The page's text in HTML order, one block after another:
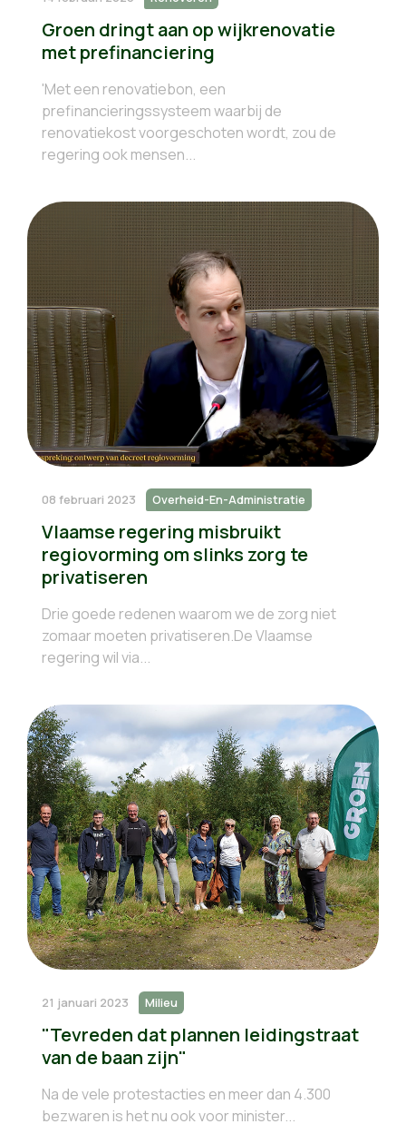
Groen dringt aan op wijkrenovatie
met prefinanciering
'Met een renovatiebon, een
prefinancieringssysteem waarbij de
renovatiekost voorgeschoten wordt, zou de
regering ook mensen...
08 februari 2023 Overheid-En-Administratie
Vlaamse regering misbruikt
regiovorming om slinks zorg te
privatiseren
Drie goede redenen waarom we de zorg niet
zomaar moeten privatiseren.De Vlaamse
regering wil via...
21 januari 2023 Milieu
"Tevreden dat plannen leidingstraat
van de baan zijn"
Na de vele protestacties en meer dan 4.300
bezwaren is het nu ook voor minister...